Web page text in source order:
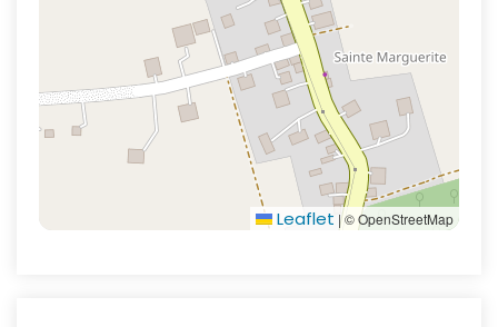
Leaflet |© OpenStreetMap